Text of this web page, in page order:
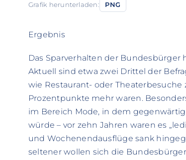
Grafik herunterladen: PNG
Ergebnis
Das Sparverhalten der Bundesbürger
Aktuell sind etwa zwei Drittel der
wie Restaurant- oder Theaterbesuche
Prozentpunkte mehr waren.
im Bereich Mode, in dem
würde – vor zehn Jahren waren es
und Wochenendausflüge sank
seltener wollen sich die